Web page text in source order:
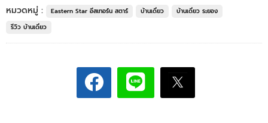
หมวดหมู่ :
Eastern Star อีสเทอร์น สตาร์ บ้านเดี่ยว
บ้านเดี่ยว ระยอง
รีวิว บ้านเดี่ยว